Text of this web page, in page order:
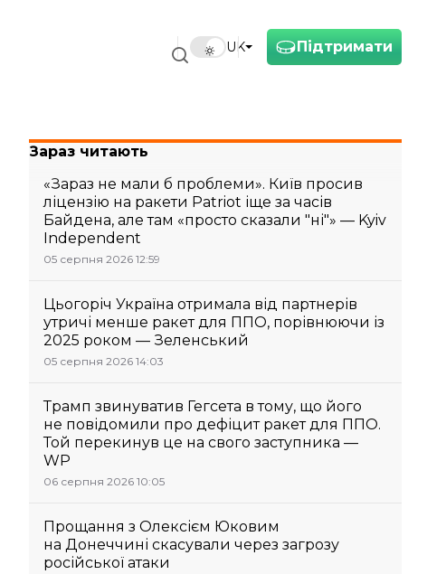
Підтримати
UK
Зараз читають
«Зараз не мали б проблеми». Київ просив
ліцензію на ракети Patriot іще за часів
Байдена, але там «просто сказали "ні"» — Kyiv
Independent
05 серпня 2026 12:59
Цьогоріч Україна отримала від партнерів
утричі менше ракет для ППО, порівнюючи із
2025 роком — Зеленський
05 серпня 2026 14:03
Трамп звинуватив Гегсета в тому, що його
не повідомили про дефіцит ракет для ППО.
Той перекинув це на свого заступника —
WP
06 серпня 2026 10:05
Прощання з Олексієм Юковим
на Донеччині скасували через загрозу
російської атаки